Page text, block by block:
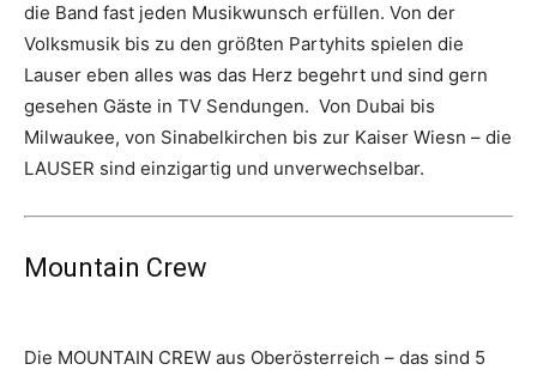
die Band fast jeden Musikwunsch erfüllen. Von der
Volksmusik bis zu den größten Partyhits spielen die
Lauser eben alles was das Herz begehrt und sind gern
gesehen Gäste in TV Sendungen. Von Dubai bis
Milwaukee, von Sinabelkirchen bis zur Kaiser Wiesn – die
LAUSER sind einzigartig und unverwechselbar.
Mountain Crew
Die MOUNTAIN CREW aus Oberösterreich – das sind 5